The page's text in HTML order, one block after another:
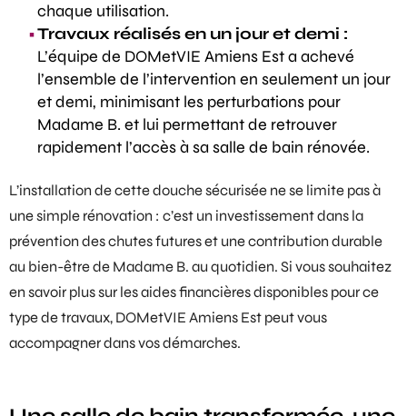
chaque utilisation.
Travaux réalisés en un jour et demi :
L’équipe de DOMetVIE Amiens Est a achevé
l’ensemble de l’intervention en seulement un jour
et demi, minimisant les perturbations pour
Madame B. et lui permettant de retrouver
rapidement l’accès à sa salle de bain rénovée.
L’installation de cette douche sécurisée ne se limite pas à
une simple rénovation : c’est un investissement dans la
prévention des chutes futures et une contribution durable
au bien-être de Madame B. au quotidien. Si vous souhaitez
en savoir plus sur lesaides financièresdisponibles pour ce
type de travaux, DOMetVIE Amiens Est peut vous
accompagner dans vos démarches.